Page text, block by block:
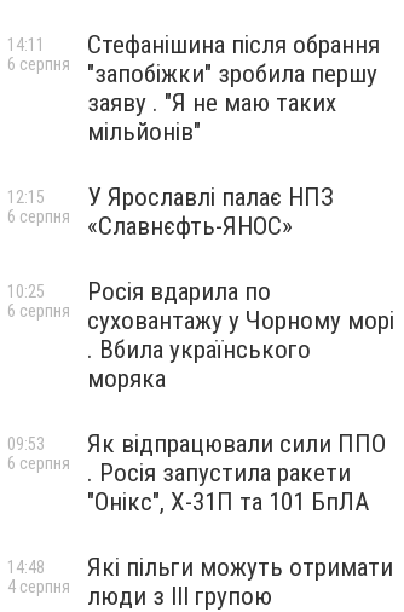
Стефанішина після обрання
"запобіжки" зробила першу
заяву . "Я не маю таких
мільйонів"
14:11
6 серпня
У Ярославлі палає НПЗ
«Славнєфть-ЯНОС»
12:15
6 серпня
Росія вдарила по
суховантажу у Чорному морі
. Вбила українського
моряка
10:25
6 серпня
Як відпрацювали сили ППО
. Росія запустила ракети
"Онікс", Х-31П та 101 БпЛА
09:53
6 серпня
Які пільги можуть отримати
люди з III групою
14:48
4 серпня